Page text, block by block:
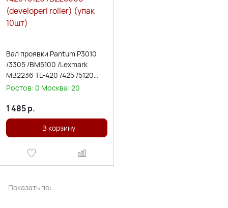
Вал проявки Pantum P3010
/3305 /BM5100 /Lexmark
MB2236 TL-420 /425 /5120
/B225000 (developerl roller)
Ростов: 0 Москва: 20
1 485р.
В корзину
Показать по: